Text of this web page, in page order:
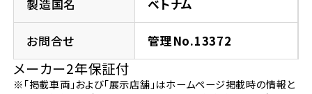
製造国名 ベトナム
お問合せ 管理No.13372
メーカー2年保証付
※「掲載車両」および「展示店舗」はホームページ掲載時の情報と
ホンダドリーム 立川
神奈川県
ホンダドリーム 磯子
ホンダドリーム 名古屋上小田井
岐阜県
ホンダドリーム 岐阜
ホンダドリーム 京都北山
香川県
ホンダドリーム 高松